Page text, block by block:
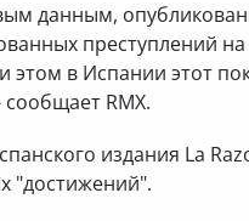
данным,
преступлений
этом в Испании этот
сообщает RMX.
издания La
"достижений".